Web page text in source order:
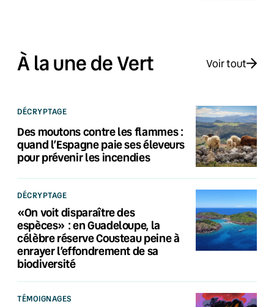
À la une de Vert Voir tout
DÉCRYPTAGE
Des moutons contre les flammes :
quand l’Espagne paie ses éleveurs
pour prévenir les incendies
DÉCRYPTAGE
«On voit disparaître des
espèces» : en Guadeloupe, la
célèbre réserve Cousteau peine à
enrayer l’effondrement de sa
biodiversité
TÉMOIGNAGES